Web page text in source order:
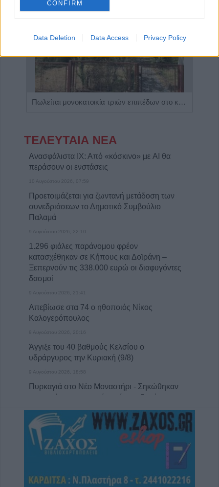
CONFIRM
Data Deletion Data Access Privacy Policy
Πωλείται μονοκατοικία τριών επιπέδων στο καταπράσινο Πευκόφυτο Καρδίτσας
ΤΕΛΕΥΤΑΙΑ ΝΕΑ
Ανασφάλιστα ΙΧ: Από «κόσκινο» με AI θα
περάσουν οι ενστάσεις
10 Αυγούστου 2026, 07:59
Προετοιμάζεται για ζωντανή μετάδοση των
συνεδριάσεων το Δημοτικό Συμβούλιο
Παλαμά
9 Αυγούστου 2026, 22:10
1.296 φιάλες παράνομου φρέον
κατασχέθηκαν σε Κήπους και Δοϊράνη –
Ξεπερνούν τις 338.000 ευρώ οι διαφυγόντες
δασμοί
9 Αυγούστου 2026, 21:41
Απεβίωσε στα 74 ο ηθοποιός Νίκος
Καλογερόπουλος
9 Αυγούστου 2026, 20:16
Άγγιξε του 40 βαθμούς Κελσίου ο
υδράργυρος την Κυριακή (9/8)
9 Αυγούστου 2026, 18:58
Πυρκαγιά στο Νέο Μοναστήρι - Σηκώθηκαν
αεροσκάφη, επιχειρούν επίγειες δυνάμεις
9 Αυγούστου 2026, 18:38
Πύλη: Αυτοκίνητο τυλίχθηκε στις φλόγες
9 Αυγούστου 2026, 18:08
Θύμα των γκράφιτι το άγαλμα της
(+Φωτο)